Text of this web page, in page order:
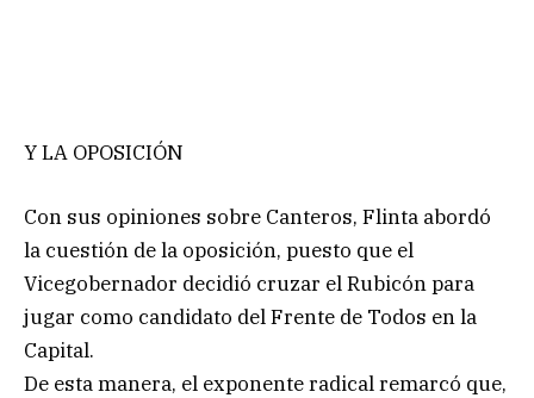
Y LA OPOSICIÓN
Con sus opiniones sobre Canteros, Flinta abordó
la cuestión de la oposición, puesto que el
Vicegobernador decidió cruzar el Rubicón para
jugar como candidato del Frente de Todos en la
Capital.
De esta manera, el exponente radical remarcó que,